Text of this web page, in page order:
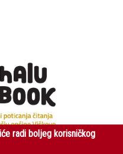
radi boljeg korisničkog